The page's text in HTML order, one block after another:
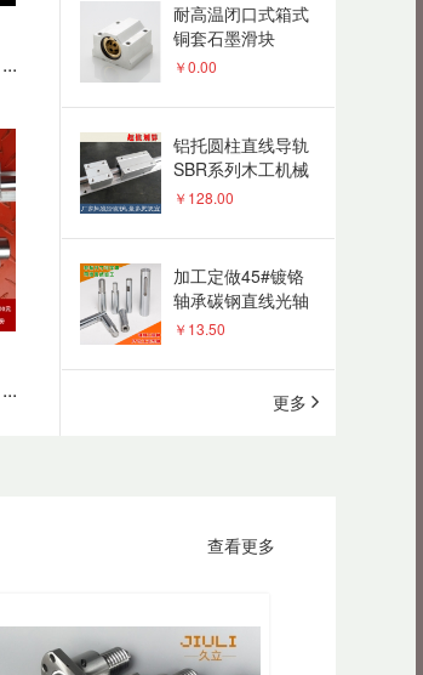
...
...
铝托圆柱直线导轨
SBR系列木工机械
光轴导轨圆轨滑台
￥128.00
加工定做45#镀铬
轴承碳钢直线光轴
硬轴导轨空心轴活
￥13.50
椭圆法兰LMH16
20 25L滚珠滑动光
轴导轨加长滑块固
￥5.00
直线滑动单元支撑
更多
查看更多